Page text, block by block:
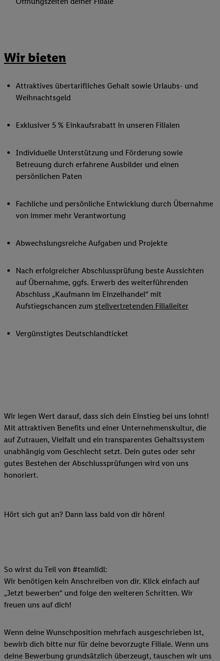
Wir bieten
Attraktives übertarifliches Gehalt sowie Urlaubs- und
Weihnachtsgeld
Exklusiver 5 % Einkaufsrabatt in unseren Filialen
Individuelle Unterstützung und Förderung sowie
Betreuung durch erfahrene Ausbilder und einen
persönlichen Paten
Fachliche und persönliche Entwicklung durch Übernahme
von immer mehr Verantwortung
Abwechslungsreiche Aufgaben und Projekte
Nach erfolgreicher Abschlussprüfung beste Aussichten
auf Übernahme, ggfs. Erwerb des weiterführenden
Abschluss „Kaufmann im Einzelhandel“ mit
Aufstiegschancen zum stellvertretenden Filialleiter
Vergünstigtes Deutschlandticket
Wir legen Wert darauf, dass sich dein Einstieg bei uns lohnt!
Mit attraktiven Benefits und einer Unternehmenskultur, die
auf Zutrauen, Vielfalt und ein transparentes Gehaltssystem
unabhängig vom Geschlecht setzt. Dein gutes oder sehr
gutes Bestehen der Abschlussprüfungen wird von uns
honoriert.
Hört sich gut an? Dann lass bald von dir hören!
So wirst du Teil von #teamlidl:
Wir benötigen kein Anschreiben von dir. Klick einfach auf
„Jetzt bewerben“ und folge den weiteren Schritten. Wir
freuen uns auf dich!
Wenn deine Wunschposition mehrfach ausgeschrieben ist,
bewirb dich bitte nur für deine bevorzugte Filiale. Wenn uns
deine Bewerbung grundsätzlich überzeugt, tauschen wir uns